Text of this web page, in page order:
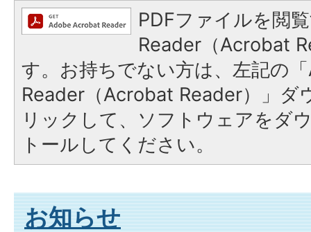
PDFファイルを閲
Reader（Acrobat
す。お持ちでない方は、左記の
Reader（Acrobat Reader）」ダ
リックして、ソフトウェアをダ
トールしてください。
お知らせ